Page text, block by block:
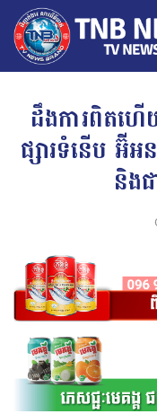
ដឹងការពិតហើ
ផ្សារទំនើប អ៊ី
និង